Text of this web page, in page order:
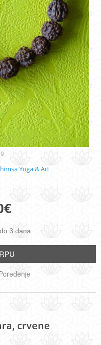
Yoga & Art
€
3 dana
crvene